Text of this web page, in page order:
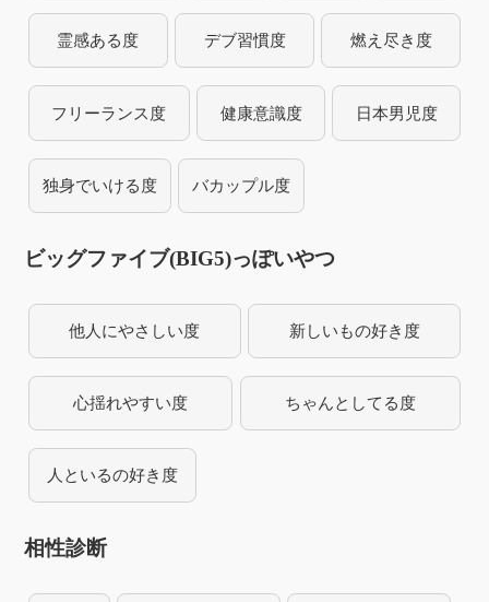
霊感ある度 デブ習慣度 燃え尽き度
フリーランス度 健康意識度 日本男児度
独身でいける度 バカップル度
ビッグファイブ(BIG5)っぽいやつ
他人にやさしい度 新しいもの好き度
心揺れやすい度 ちゃんとしてる度
人といるの好き度
相性診断